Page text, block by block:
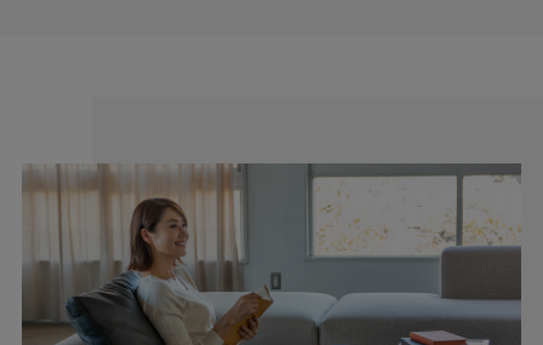
身体の動きを妨げることなくお仕事の日だけでなく休日も着たく
なる楽ちんさ。 普通のパンツには戻れなくなる快適さを生み出し